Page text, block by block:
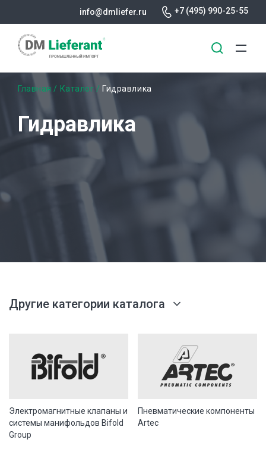
Перейти
основному
содержанию
info@dmliefer.ru +7 (495) 990-25-55
Строка
навигации
Главная Каталог Гидравлика
Гидравлика
Другие категории каталога
Электромагнитные клапаны и
системы манифольдов Bifold
Group
Пневматические компоненты
Artec